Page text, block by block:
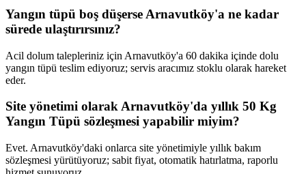
Yangın tüpü boş düşerse Arnavutköy'a ne kadar
sürede ulaştırırsınız?
Acil dolum talepleriniz için Arnavutköy'a 60 dakika içinde dolu
yangın tüpü teslim ediyoruz; servis aracımız stoklu olarak hareket
eder.
Site yönetimi olarak Arnavutköy'da yıllık 50 Kg
Yangın Tüpü sözleşmesi yapabilir miyim?
Evet. Arnavutköy'daki onlarca site yönetimiyle yıllık bakım
sözleşmesi yürütüyoruz; sabit fiyat, otomatik hatırlatma, raporlu